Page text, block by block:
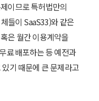
이므로 특허법만의
들이 SaaS33)와 같은
은 월간 이용계약을
료 배포하는 등 예전과
기 때문에 큰 문제라고